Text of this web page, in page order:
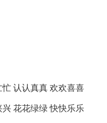
认认真真 欢欢喜喜
花花绿绿 快快乐乐